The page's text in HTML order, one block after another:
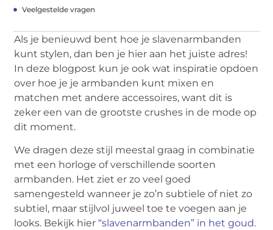
Veelgestelde vragen
Als je benieuwd bent hoe je slavenarmbanden
kunt stylen, dan ben je hier aan het juiste adres!
In deze blogpost kun je ook wat inspiratie opdoen
over hoe je je armbanden kunt mixen en
matchen met andere accessoires, want dit is
zeker een van de grootste crushes in de mode op
dit moment.
We dragen deze stijl meestal graag in combinatie
met een horloge of verschillende soorten
armbanden. Het ziet er zo veel goed
samengesteld wanneer je zo’n subtiele of niet zo
subtiel, maar stijlvol juweel toe te voegen aan je
looks. Bekijk hier “slavenarmbanden” in het goud.